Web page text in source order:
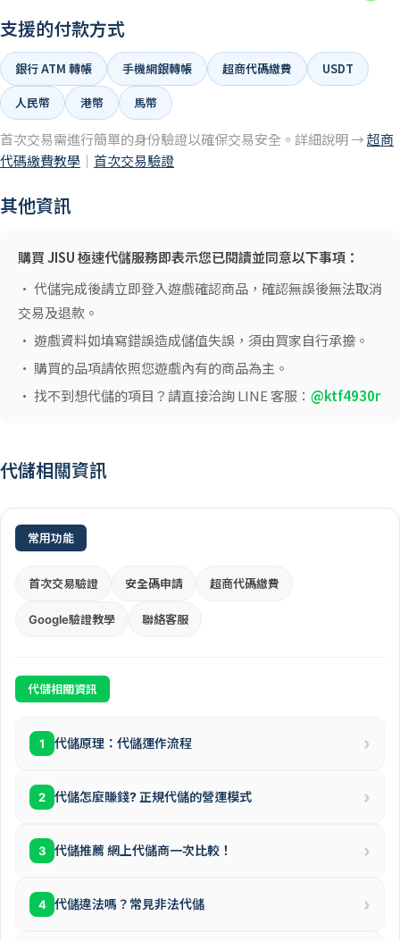
支援的付款方式
銀行 ATM 轉帳 手機網銀轉帳 超商代碼繳費
USDT
人民幣
港幣 馬幣
首次交易需進行簡單的身份驗證以確保交易安全。詳細說明 →超商
代碼繳費教學 ｜ 首次交易驗證
其他資訊
購買 JISU 極速代儲服務即表示您已閱讀並同意以下事項：
• 代儲完成後請立即登入遊戲確認商品，確認無誤後無法取消
交易及退款。
• 遊戲資料如填寫錯誤造成儲值失誤，須由買家自行承擔。
• 購買的品項請依照您遊戲內有的商品為主。
• 找不到想代儲的項目？請直接洽詢 LINE 客服： @ktf4930r
代儲相關資訊
常用功能
首次交易驗證 安全碼申請 超商代碼繳費
Google驗證教學 聯絡客服
代儲相關資訊
1 代儲原理：代儲運作流程 ›
2 代儲怎麼賺錢? 正規代儲的營運模式 ›
3 代儲推薦 網上代儲商一次比較！ ›
4 代儲違法嗎？常見非法代儲 ›